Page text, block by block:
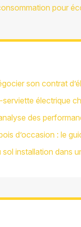
pour
son contrat
serviette électrique
des
d’occasion : le
installation dans